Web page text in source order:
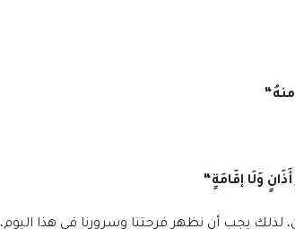
“
وَلَا إقَامَةٍ“
لذلك يجب أن نظهر فرحتنا وسرورنا في هذا اليوم،